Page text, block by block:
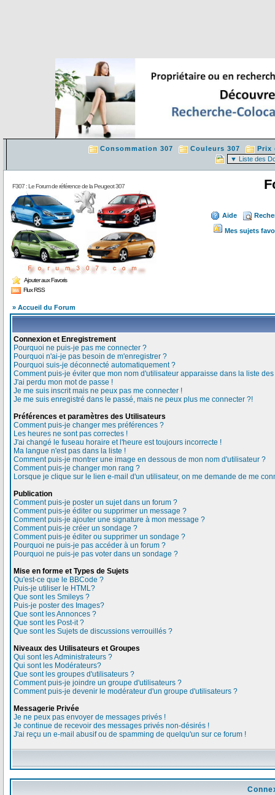
Consommation 307 Couleurs 307 Prix
F307 : Le Forum de référence de la Peugeot 307
Ajouter aux Favoris
Flux RSS
Aide
Mes sujets
» Accueil du Forum
Connexion et Enregistrement
Pourquoi ne puis-je pas me connecter ?
Pourquoi n'ai-je pas besoin de m'enregistrer ?
Pourquoi suis-je déconnecté automatiquement ?
Comment puis-je éviter que mon nom d'utilisateur apparaisse dans la liste
J'ai perdu mon mot de passe !
Je me suis inscrit mais ne peux pas me connecter !
Je me suis enregistré dans le passé, mais ne peux plus me connecter ?!
Préférences et paramètres des Utilisateurs
Comment puis-je changer mes préférences ?
Les heures ne sont pas correctes !
J'ai changé le fuseau horaire et l'heure est toujours incorrecte !
Ma langue n'est pas dans la liste !
Comment puis-je montrer une image en dessous de mon nom d'utilisateur ?
Comment puis-je changer mon rang ?
Lorsque je clique sur le lien e-mail d'un utilisateur, on me demande de me
Publication
Comment puis-je poster un sujet dans un forum ?
Comment puis-je éditer ou supprimer un message ?
Comment puis-je ajouter une signature à mon message ?
Comment puis-je créer un sondage ?
Comment puis-je éditer ou supprimer un sondage ?
Pourquoi ne puis-je pas accéder à un forum ?
Pourquoi ne puis-je pas voter dans un sondage ?
Mise en forme et Types de Sujets
Qu'est-ce que le BBCode ?
Puis-je utiliser le HTML?
Que sont les Smileys ?
Puis-je poster des Images?
Que sont les Annonces ?
Que sont les Post-it ?
Que sont les Sujets de discussions verrouillés ?
Niveaux des Utilisateurs et Groupes
Qui sont les Administrateurs ?
Qui sont les Modérateurs?
Que sont les groupes d'utilisateurs ?
Comment puis-je joindre un groupe d'utilisateurs ?
Comment puis-je devenir le modérateur d'un groupe d'utilisateurs ?
Messagerie Privée
Je ne peux pas envoyer de messages privés !
Je continue de recevoir des messages privés non-désirés !
J'ai reçu un e-mail abusif ou de spamming de quelqu'un sur ce forum !